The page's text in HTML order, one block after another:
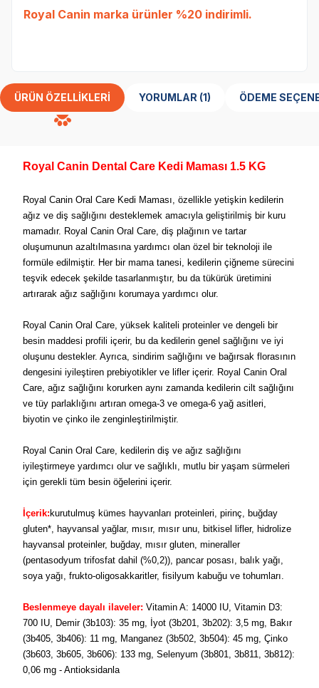
Royal Canin marka ürünler %20 indirimli.
ÜRÜN ÖZELLIKLERI YORUMLAR (1) ÖDEME
Royal Canin Dental Care Kedi Maması 1.5 KG
Royal Canin Oral Care Kedi Maması, özellikle yetişkin kedilerin
ağız ve diş sağlığını desteklemek amacıyla geliştirilmiş bir kuru
mamadır. Royal Canin Oral Care, diş plağının ve tartar
oluşumunun azaltılmasına yardımcı olan özel bir teknoloji ile
formüle edilmiştir. Her bir mama tanesi, kedilerin çiğneme sürecini
teşvik edecek şekilde tasarlanmıştır, bu da tükürük üretimini
artırarak ağız sağlığını korumaya yardımcı olur.
Royal Canin Oral Care, yüksek kaliteli proteinler ve dengeli bir
besin maddesi profili içerir, bu da kedilerin genel sağlığını ve iyi
oluşunu destekler. Ayrıca, sindirim sağlığını ve bağırsak florasının
dengesini iyileştiren prebiyotikler ve lifler içerir. Royal Canin Oral
Care, ağız sağlığını korurken aynı zamanda kedilerin cilt sağlığını
ve tüy parlaklığını artıran omega-3 ve omega-6 yağ asitleri,
biyotin ve çinko ile zenginleştirilmiştir.
Royal Canin Oral Care, kedilerin diş ve ağız sağlığını
iyileştirmeye yardımcı olur ve sağlıklı, mutlu bir yaşam sürmeleri
için gerekli tüm besin öğelerini içerir.
İçerik: kurutulmuş kümes hayvanları proteinleri, pirinç, buğday
gluten*, hayvansal yağlar, mısır, mısır unu, bitkisel lifler, hidrolize
hayvansal proteinler, buğday, mısır gluten, mineraller
(pentasodyum trifosfat dahil (%0,2)), pancar posası, balık yağı,
soya yağı, frukto-oligosakkaritler, fisilyum kabuğu ve tohumları.
Beslenmeye dayalı ilaveler: Vitamin A: 14000 IU, Vitamin D3:
700 IU, Demir (3b103): 35 mg, İyot (3b201, 3b202): 3,5 mg, Bakır
(3b405, 3b406): 11 mg, Manganez (3b502, 3b504): 45 mg, Çinko
(3b603, 3b605, 3b606): 133 mg, Selenyum (3b801, 3b811, 3b812):
0,06 mg - Antioksidanla